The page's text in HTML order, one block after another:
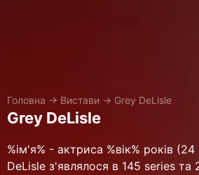
Головна → Вистави → Grey DeLisle
Grey DeLisle
%ім'я% - актриса %вік% років
DeLisle з'являлося в 145 series та